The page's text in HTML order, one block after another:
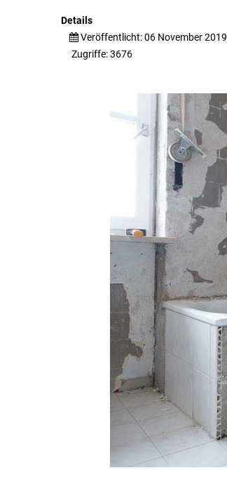
Details
Veröffentlicht: 06 November 2019
Zugriffe: 3676